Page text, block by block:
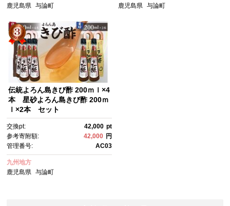
鹿児島県
与論町
鹿児島県 与論町
伝統よろん島きび酢 200ｍｌ×4
本 星砂よろん島きび酢 200ｍ
ｌ×2本 セット
交換pt: 42,000 pt
参考寄附額:
42,000 円
管理番号:
AC03
九州地方
鹿児島県
与論町